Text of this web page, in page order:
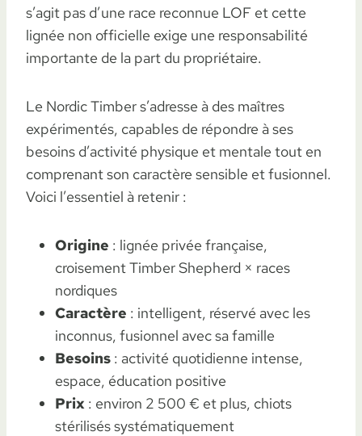
s’agit pas d’une race reconnue LOF et cette
lignée non officielle exige une responsabilité
importante de la part du propriétaire.
Le Nordic Timber s’adresse à des maîtres
expérimentés, capables de répondre à ses
besoins d’activité physique et mentale tout en
comprenant son caractère sensible et fusionnel.
Voici l’essentiel à retenir :
Origine : lignée privée française,
croisement Timber Shepherd × races
nordiques
Caractère : intelligent, réservé avec les
inconnus, fusionnel avec sa famille
Besoins : activité quotidienne intense,
espace, éducation positive
Prix : environ 2 500 € et plus, chiots
stérilisés systématiquement